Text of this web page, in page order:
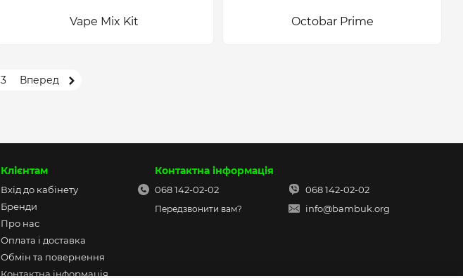
Vape Mix Kit Octobar Prime
3 Вперед
Клієнтам
Вхід до кабінету
Бренди
Про нас
Оплата і доставка
Обмін та повернення
Контактна інформація
Контактна інформація
068 142-02-02
Передзвонити вам?
068 142-02-02
info@bambuk.org